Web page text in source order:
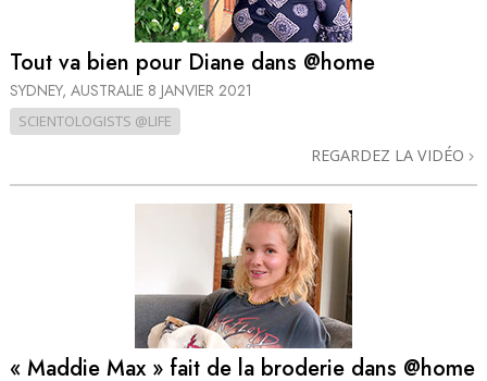
Tout va bien pour Diane dans @home
SYDNEY, AUSTRALIE 8 JANVIER 2021
SCIENTOLOGISTS @LIFE
REGARDEZ LA VIDÉO
« Maddie Max » fait de la broderie dans @home